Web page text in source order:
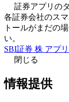
証券アプリの
各証券会社のス
トールがまだの
い。
SBI証券 株 アプリ
閉じる
情報提供